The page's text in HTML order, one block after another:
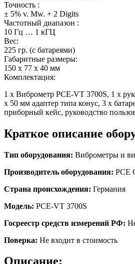
Точность :
± 5% v. Mw. + 2 Digits
Частотный диапазон :
10 Гц … 1 кГЦ
Вес:
225 гр. (с батареями)
Габаритные размеры:
150 x 77 x 40 мм
Комплектация:
1 x Виброметр PCE-VT 3700S, 1 x
x 50 мм адаптер типа конус, 3 x
приборный кейс, руководство
Краткое описание
Тип оборудования: Виброметры и
Производитель оборудования: PCE
Страна происхождения: Германия
Модель: PCE-VT 3700S
Госреестр средств измерений РФ:
Поверка: Не входит в стоимость
Описание: